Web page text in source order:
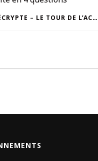
ESE DÉCRYPTE – LE TOUR DE L’ACTUALITÉ EN 4 QUESTIONS